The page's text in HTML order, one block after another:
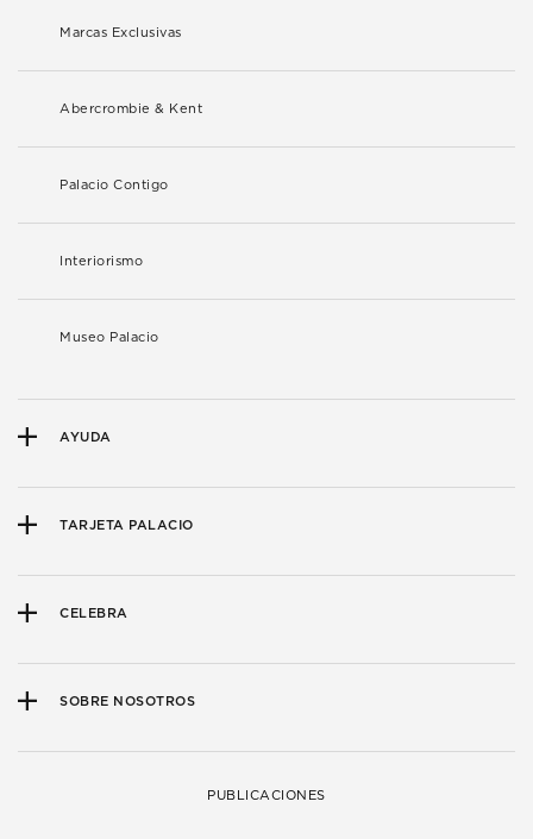
Marcas Exclusivas
Abercrombie & Kent
Palacio Contigo
Interiorismo
Museo Palacio
AYUDA
TARJETA PALACIO
CELEBRA
SOBRE NOSOTROS
PUBLICACIONES